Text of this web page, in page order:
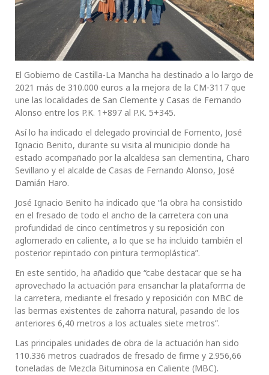
El Gobierno de Castilla-La Mancha ha destinado a lo largo de
2021 más de 310.000 euros a la mejora de la CM-3117 que
une las localidades de San Clemente y Casas de Fernando
Alonso entre los P.K. 1+897 al P.K. 5+345.
Así lo ha indicado el delegado provincial de Fomento, José
Ignacio Benito, durante su visita al municipio donde ha
estado acompañado por la alcaldesa san clementina, Charo
Sevillano y el alcalde de Casas de Fernando Alonso, José
Damián Haro.
José Ignacio Benito ha indicado que “la obra ha consistido
en el fresado de todo el ancho de la carretera con una
profundidad de cinco centímetros y su reposición con
aglomerado en caliente, a lo que se ha incluido también el
posterior repintado con pintura termoplástica”.
En este sentido, ha añadido que “cabe destacar que se ha
aprovechado la actuación para ensanchar la plataforma de
la carretera, mediante el fresado y reposición con MBC de
las bermas existentes de zahorra natural, pasando de los
anteriores 6,40 metros a los actuales siete metros”.
Las principales unidades de obra de la actuación han sido
110.336 metros cuadrados de fresado de firme y 2.956,66
toneladas de Mezcla Bituminosa en Caliente (MBC).